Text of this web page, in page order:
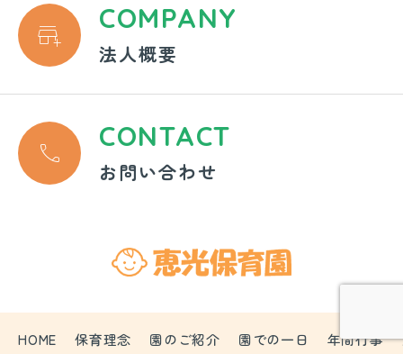
 COMPANY
法人概要
 CONTACT
お問い合わせ
HOME 保育理念 園のご紹介 園での一日 年間行事